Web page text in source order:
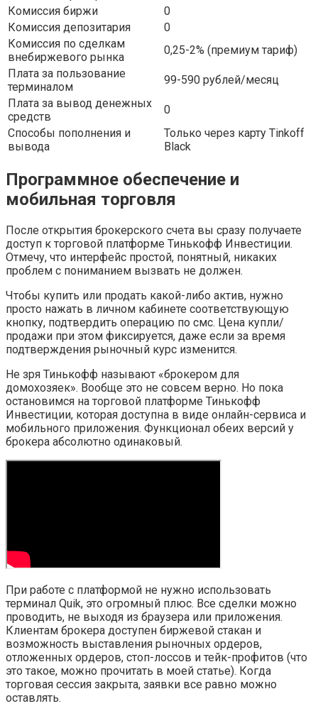
Комиссия биржи
0
Комиссия депозитария
0
Комиссия по сделкам
внебиржевого рынка
0,25-2% (премиум тариф)
Плата за пользование
терминалом
99-590 рублей/месяц
Плата за вывод денежных
средств
0
Способы пополнения и
вывода
Только через карту Tinkoff
Black
Программное обеспечение и
мобильная торговля
После открытия брокерского счета вы сразу получаете
доступ к торговой платформе Тинькофф Инвестиции.
Отмечу, что интерфейс простой, понятный, никаких
проблем с пониманием вызвать не должен.
Чтобы купить или продать какой-либо актив, нужно
просто нажать в личном кабинете соответствующую
кнопку, подтвердить операцию по смс. Цена купли/
продажи при этом фиксируется, даже если за время
подтверждения рыночный курс изменится.
Не зря Тинькофф называют «брокером для
домохозяек». Вообще это не совсем верно. Но пока
остановимся на торговой платформе Тинькофф
Инвестиции, которая доступна в виде онлайн-сервиса и
мобильного приложения. Функционал обеих версий у
брокера абсолютно одинаковый.
При работе с платформой не нужно использовать
терминал Quik, это огромный плюс. Все сделки можно
проводить, не выходя из браузера или приложения.
Клиентам брокера доступен биржевой стакан и
возможность выставления рыночных ордеров,
отложенных ордеров, стоп-лоссов и тейк-профитов (что
это такое, можно прочитать в моей статье). Когда
торговая сессия закрыта, заявки все равно можно
оставлять.